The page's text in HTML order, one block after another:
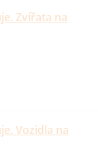
Zvířata na
Vozidla na